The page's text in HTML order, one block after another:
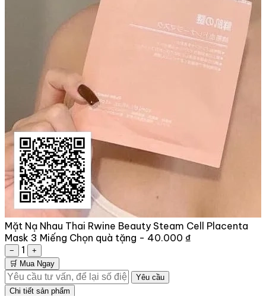
Mặt Nạ Nhau Thai Rwine Beauty Steam Cell Placenta
Mask 3 Miếng Chọn quà tặng - 40.000 ₫
− 1
+
🛒 Mua Ngay
Yêu cầu
Chi tiết sản phẩm